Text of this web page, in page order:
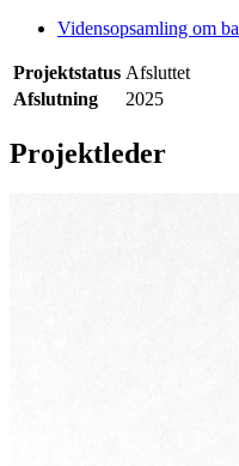
Vidensopsamling om
Projektstatus Afsluttet
Afslutning
2025
Projektleder